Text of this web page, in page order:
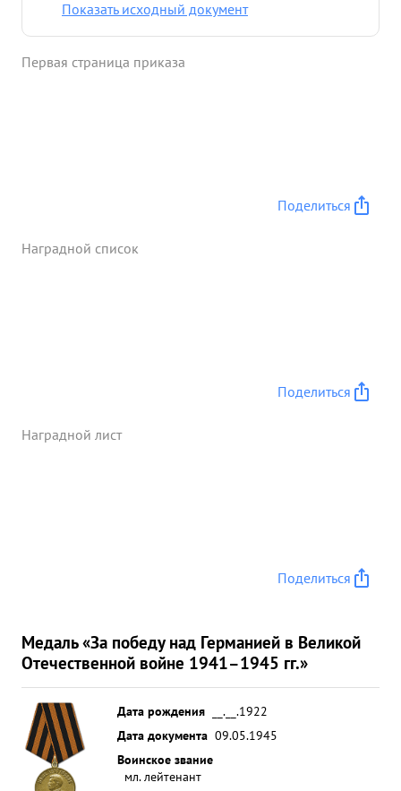
Показать исходный документ
Первая страница приказа
Поделиться
Наградной список
Поделиться
Наградной лист
Поделиться
Медаль «За победу над Германией в Великой
Отечественной войне 1941–1945 гг.»
Дата рождения
__.__.1922
Дата документа 09.05.1945
Воинское звание
мл. лейтенант